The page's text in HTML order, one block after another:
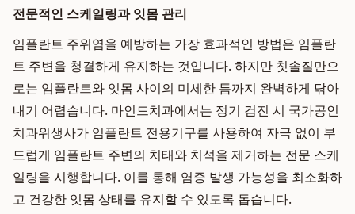
전문적인 스케일링과 잇몸 관리
임플란트 주위염을 예방하는 가장 효과적인 방법은 임플란
트 주변을 청결하게 유지하는 것입니다. 하지만 칫솔질만으
로는 임플란트와 잇몸 사이의 미세한 틈까지 완벽하게 닦아
내기 어렵습니다. 마인드치과에서는 정기 검진 시 국가공인
치과위생사가 임플란트 전용기구를 사용하여 자극 없이 부
드럽게 임플란트 주변의 치태와 치석을 제거하는 전문 스케
일링을 시행합니다. 이를 통해 염증 발생 가능성을 최소화하
고 건강한 잇몸 상태를 유지할 수 있도록 돕습니다.